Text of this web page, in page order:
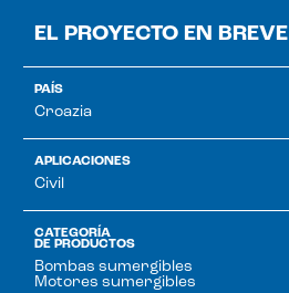
EL PROYECTO EN BREVE
PAÍS
Croazia
APLICACIONES
Civil
CATEGORÍA
DE PRODUCTOS
Bombas sumergibles
Motores sumergibles